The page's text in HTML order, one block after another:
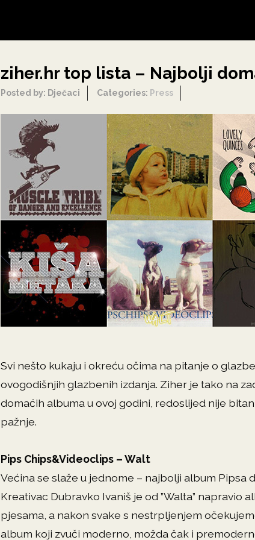
ziher.hr top lista – Najbolji
Posted by: Dječaci Categories: Press
Svi nešto kukaju i okreću očima na pitanje o
ovogodišnjih glazbenih izdanja. Ziher je tako na
domaćih albuma u ovoj godini, redoslijed nije
pažnje.
Pips Chips&Videoclips – Walt
Većina se slaže u jednome – najbolji album Pipsa
Kreativac Dubravko Ivaniš je od ”Walta” napravio
pjesama, a nakon svake s nestrpljenjem
album koji zvuči moderno, možda čak i